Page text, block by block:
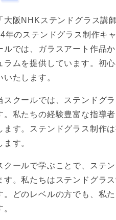
「大阪NHKステンドグラス講
年のステンドグラス制作キ
ルでは、ガラスアート作品
ラムを提供しています。初
いたします。
スクールでは、ステンドグ
。私たちの経験豊富な指導
ます。ステンドグラス制作
ます。
クールで学ぶことで、ステ
す。私たちはステンドグラ
。どのレベルの方でも、私
。